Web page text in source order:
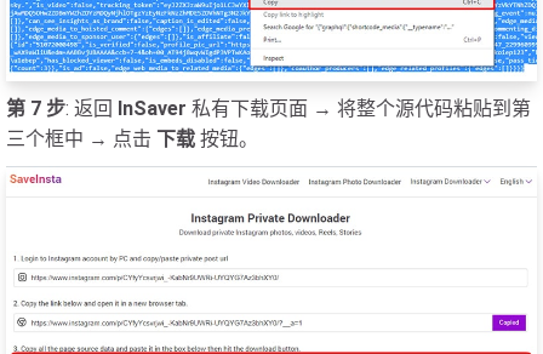
第 7 步: 返回 InSaver 私有下载页面 → 将整个源代码粘贴到第
三个框中 → 点击 下载 按钮。